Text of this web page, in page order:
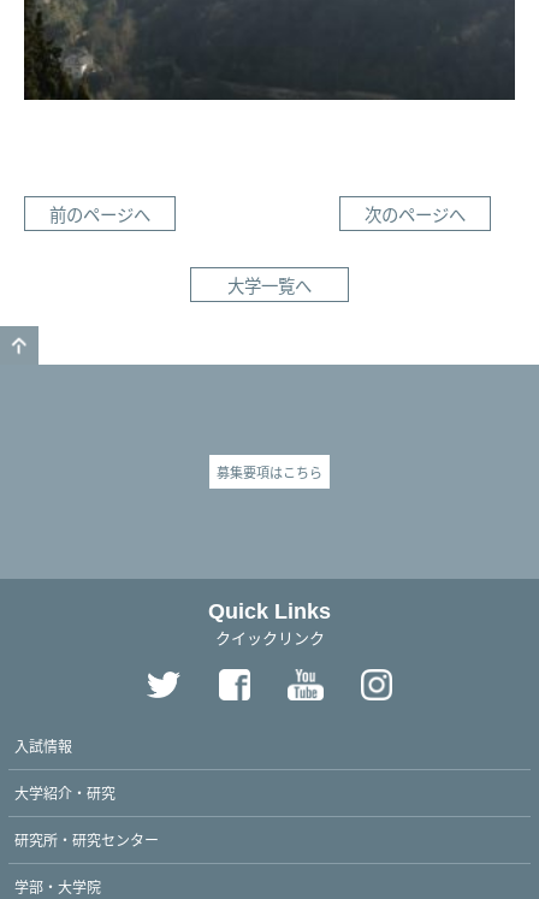
前のページへ 次のページへ
大学一覧へ
募集要項はこちら
Quick Links
クイックリンク
入試情報
大学紹介・研究
研究所・研究センター
学部・大学院